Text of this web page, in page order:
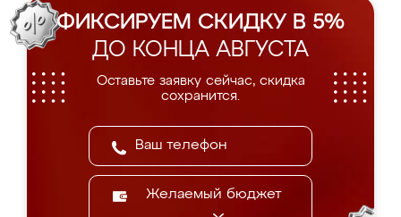
ФИКСИРУЕМ СКИДКУ В 5%
ДО КОНЦА АВГУСТА
Оставьте заявку сейчас, скидка
сохранится.
Желаемый бюджет